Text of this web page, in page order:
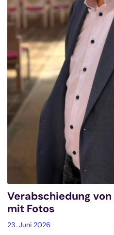
Verabschiedung
mit Fotos
23. Juni 2026